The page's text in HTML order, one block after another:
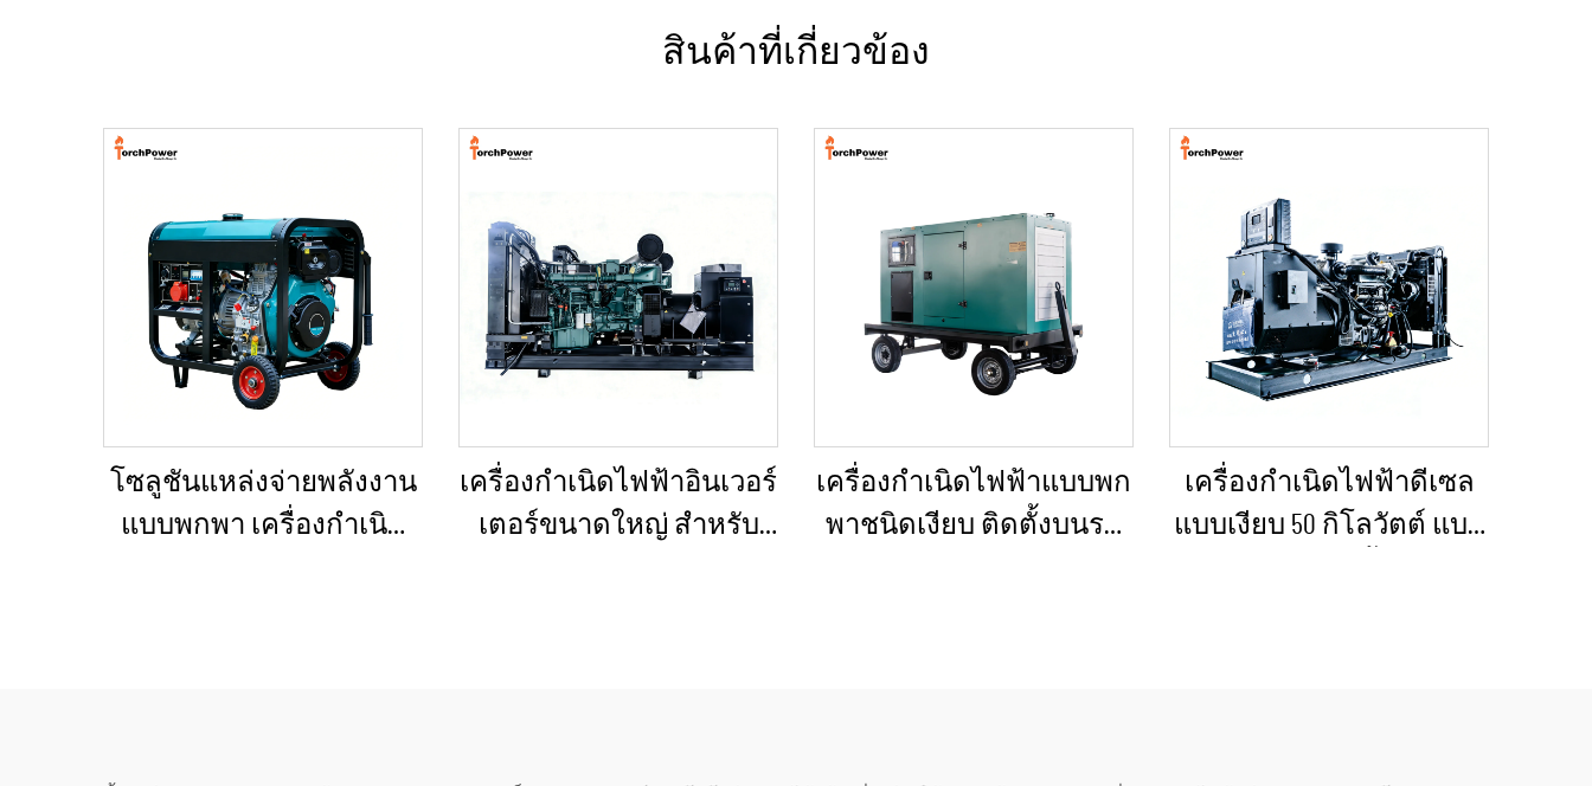
สินค้าที่เกี่ยวข้อง
โซลูชันแหล่งจ่ายพลังงาน
แบบพกพา เครื่องกำเนิด
เครื่องกำเนิดไฟฟ้าอินเวอร์
เตอร์ขนาดใหญ่ สำหรับ
เครื่องกำเนิดไฟฟ้าแบบพก
พาชนิดเงียบ ติดตั้งบนรถ
เครื่องกำเนิดไฟฟ้าดีเซล
แบบเงียบ 50 กิโลวัตต์ แบบ